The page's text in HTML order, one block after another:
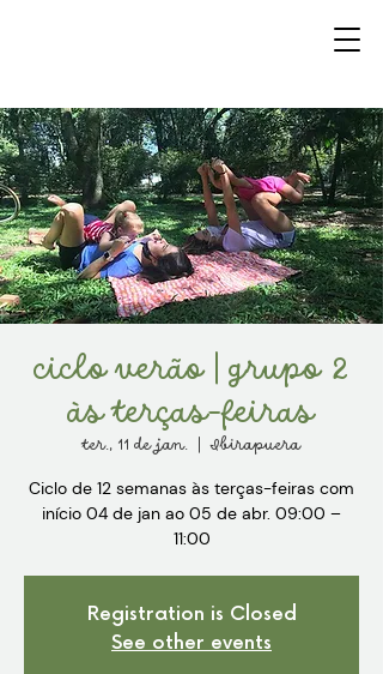
ciclo verão | grupo 2
às terças-feiras
ter., 11 de jan.
  |
Ibirapuera
Ciclo de 12 semanas às terças-feiras com
início 04 de jan ao 05 de abr. 09:00 –
11:00
Registration is Closed
See other events